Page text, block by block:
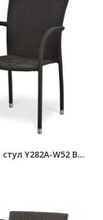
Плетеный стул Y282A-W52 Brown